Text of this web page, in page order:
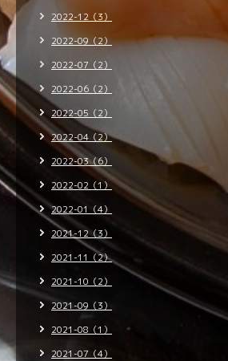
2022-12（3）
2022-09（2）
2022-07（2）
2022-06（2）
2022-05（2）
2022-04（2）
2022-03（6）
2022-02（1）
2022-01（4）
2021-12（3）
2021-11（2）
2021-10（2）
2021-09（3）
2021-08（1）
2021-07（4）